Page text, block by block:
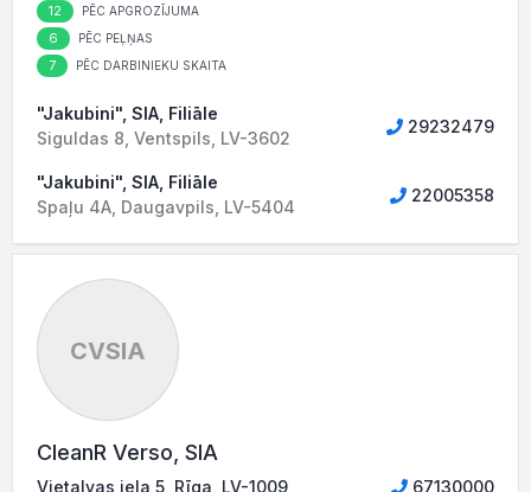
12 PĒC APGROZĪJUMA
6 PĒC PEĻŅAS
7 PĒC DARBINIEKU SKAITA
"Jakubini", SIA, Filiāle
Siguldas 8, Ventspils, LV-3602
29232479
"Jakubini", SIA, Filiāle
Spaļu 4A, Daugavpils, LV-5404
22005358
CVSIA
CleanR Verso, SIA
Vietalvas iela 5, Rīga, LV-1009 67130000